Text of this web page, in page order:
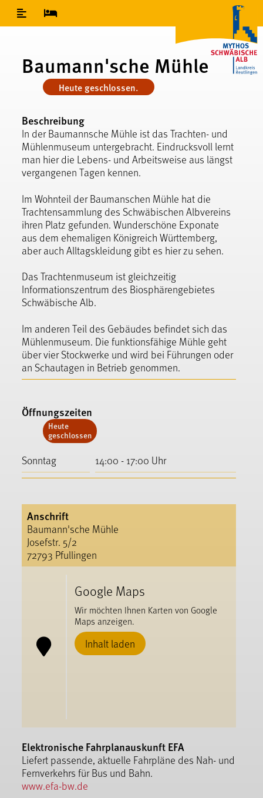
Inhaltsverzeichnis
Baumann'sche Mühle
Heute geschlossen.
Beschreibung
In der Baumannsche Mühle ist das Trachten- und
Mühlenmuseum untergebracht. Eindrucksvoll lernt
man hier die Lebens- und Arbeitsweise aus längst
vergangenen Tagen kennen.
Im Wohnteil der Baumanschen Mühle hat die
Trachtensammlung des Schwäbischen Albvereins
ihren Platz gefunden. Wunderschöne Exponate
aus dem ehemaligen Königreich Württemberg,
aber auch Alltagskleidung gibt es hier zu sehen.
Das Trachtenmuseum ist gleichzeitig
Informationszentrum des Biosphärengebietes
Schwäbische Alb.
Im anderen Teil des Gebäudes befindet sich das
Mühlenmuseum. Die funktionsfähige Mühle geht
über vier Stockwerke und wird bei Führungen oder
an Schautagen in Betrieb genommen.
Öffnungszeiten
Heute
geschlossen
Sonntag 14:00 - 17:00 Uhr
Anschrift
Baumann'sche Mühle
Josefstr. 5/2
72793 Pfullingen
Google Maps
Wir möchten Ihnen Karten von Google
Maps anzeigen.
Inhalt laden
Elektronische Fahrplanauskunft EFA
Liefert passende, aktuelle Fahrpläne des Nah- und
Fernverkehrs für Bus und Bahn.
www.efa-bw.de